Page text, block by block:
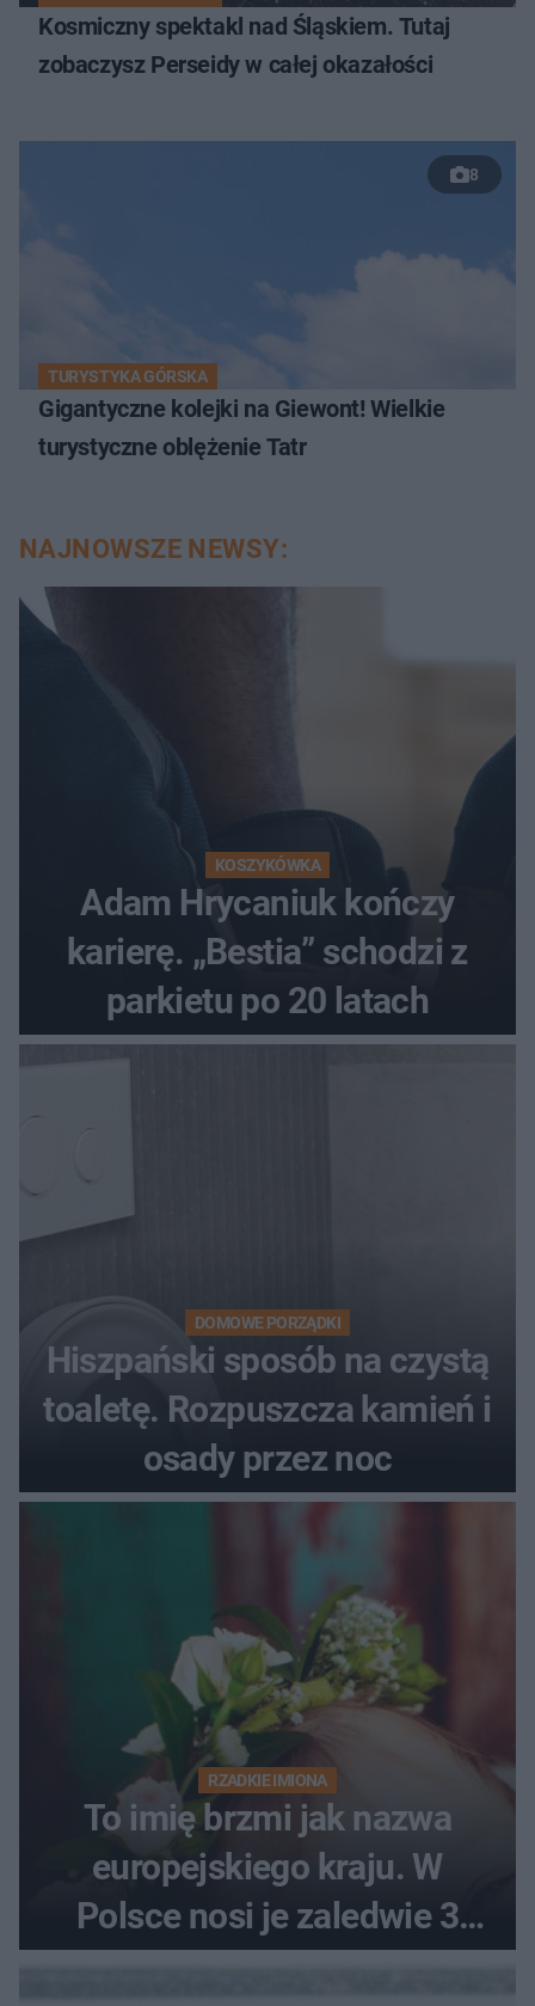
Kosmiczny spektakl nad Śląskiem. Tutaj
zobaczysz Perseidy w całej okazałości
8
TURYSTYKA GÓRSKA
Gigantyczne kolejki na Giewont! Wielkie
turystyczne oblężenie Tatr
NAJNOWSZE NEWSY:
KOSZYKÓWKA
Adam Hrycaniuk kończy
karierę. „Bestia” schodzi z
parkietu po 20 latach
DOMOWE PORZĄDKI
Hiszpański sposób na czystą
toaletę. Rozpuszcza kamień i
osady przez noc
RZADKIE IMIONA
To imię brzmi jak nazwa
europejskiego kraju. W
Polsce nosi je zaledwie 3
kobiety